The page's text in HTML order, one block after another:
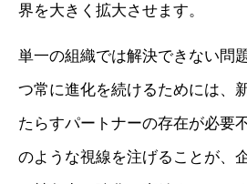
界を大きく拡大させます。
単一の組織では解決できない問
つ常に進化を続けるためには、
たらすパートナーの存在が必要
のような視線を注げることが、